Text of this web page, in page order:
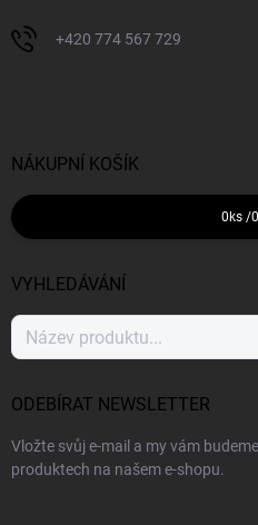
+420 774 567 729
NÁKUPNÍ KOŠÍK
0 ks /
VYHLEDÁVÁNÍ
ODEBÍRAT NEWSLETTER
Vložte svůj e-mail a my vám
produktech na našem e-shopu.